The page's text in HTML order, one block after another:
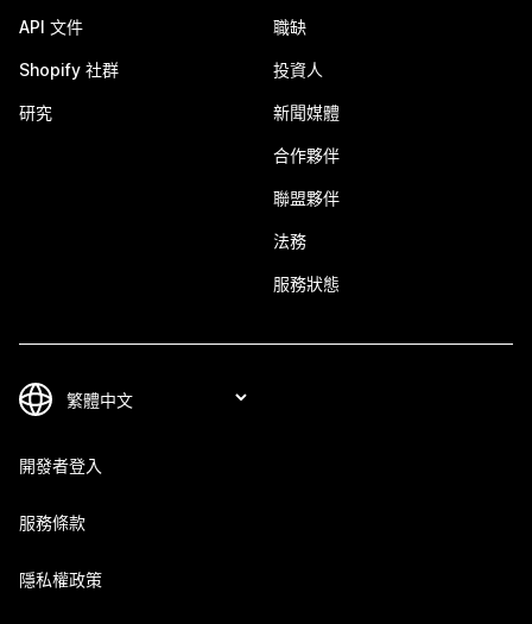
API 文件
Shopify 社群
研究
職缺
投資人
新聞媒體
合作夥伴
聯盟夥伴
法務
服務狀態
開發者登入
服務條款
隱私權政策